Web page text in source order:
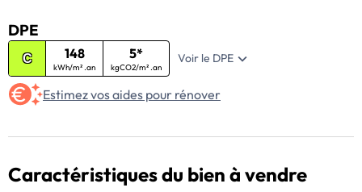
DPE
C 148
kWh/m² .an
5*
kgCO2/m² .an
Voir le DPE
Estimez vos aides pour rénover
Caractéristiques du bien à vendre